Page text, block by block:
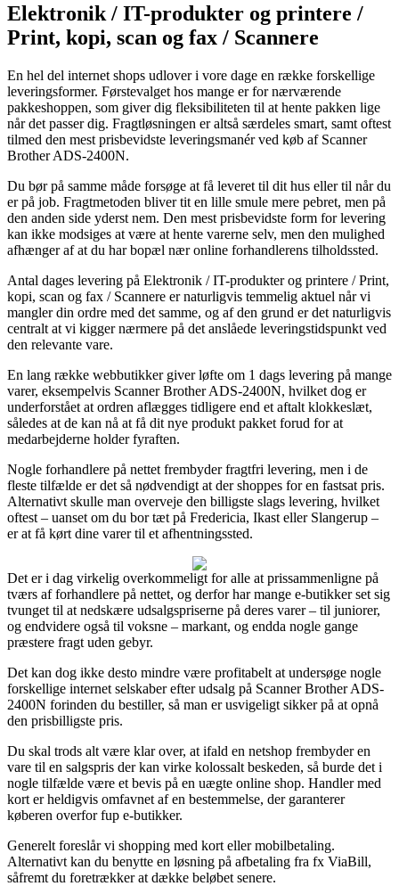
Elektronik / IT-produkter og printere /
Print, kopi, scan og fax / Scannere
En hel del internet shops udlover i vore dage en række forskellige
leveringsformer. Førstevalget hos mange er for nærværende
pakkeshoppen, som giver dig fleksibiliteten til at hente pakken lige
når det passer dig. Fragtløsningen er altså særdeles smart, samt oftest
tilmed den mest prisbevidste leveringsmanér ved køb af Scanner
Brother ADS-2400N.
Du bør på samme måde forsøge at få leveret til dit hus eller til når du
er på job. Fragtmetoden bliver tit en lille smule mere pebret, men på
den anden side yderst nem. Den mest prisbevidste form for levering
kan ikke modsiges at være at hente varerne selv, men den mulighed
afhænger af at du har bopæl nær online forhandlerens tilholdssted.
Antal dages levering på Elektronik / IT-produkter og printere / Print,
kopi, scan og fax / Scannere er naturligvis temmelig aktuel når vi
mangler din ordre med det samme, og af den grund er det naturligvis
centralt at vi kigger nærmere på det anslåede leveringstidspunkt ved
den relevante vare.
En lang række webbutikker giver løfte om 1 dags levering på mange
varer, eksempelvis Scanner Brother ADS-2400N, hvilket dog er
underforstået at ordren aflægges tidligere end et aftalt klokkeslæt,
således at de kan nå at få dit nye produkt pakket forud for at
medarbejderne holder fyraften.
Nogle forhandlere på nettet frembyder fragtfri levering, men i de
fleste tilfælde er det så nødvendigt at der shoppes for en fastsat pris.
Alternativt skulle man overveje den billigste slags levering, hvilket
oftest – uanset om du bor tæt på Fredericia, Ikast eller Slangerup –
er at få kørt dine varer til et afhentningssted.
Det er i dag virkelig overkommeligt for alle at prissammenligne på
tværs af forhandlere på nettet, og derfor har mange e-butikker set sig
tvunget til at nedskære udsalgspriserne på deres varer – til juniorer,
og endvidere også til voksne – markant, og endda nogle gange
præstere fragt uden gebyr.
Det kan dog ikke desto mindre være profitabelt at undersøge nogle
forskellige internet selskaber efter udsalg på Scanner Brother ADS-
2400N forinden du bestiller, så man er usvigeligt sikker på at opnå
den prisbilligste pris.
Du skal trods alt være klar over, at ifald en netshop frembyder en
vare til en salgspris der kan virke kolossalt beskeden, så burde det i
nogle tilfælde være et bevis på en uægte online shop. Handler med
kort er heldigvis omfavnet af en bestemmelse, der garanterer
køberen overfor fup e-butikker.
Generelt foreslår vi shopping med kort eller mobilbetaling.
Alternativt kan du benytte en løsning på afbetaling fra fx ViaBill,
såfremt du foretrækker at dække beløbet senere.